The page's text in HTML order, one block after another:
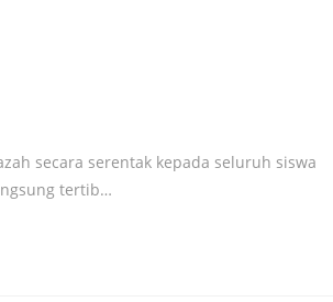
secara serentak kepada seluruh siswa
tertib…